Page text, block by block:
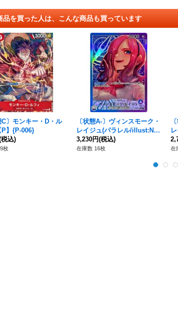
品を買った人は、こんな商品も買っています
〕モンキー・D・ル
P】{P-006}
税込)
枚
〔状態A-〕ヴィンスモーク・
レイジュ(パラレル/illust:NIJ
IMAARC)【L/P】{OP06-042}
3,230円(税込)
在庫数 16枚 在